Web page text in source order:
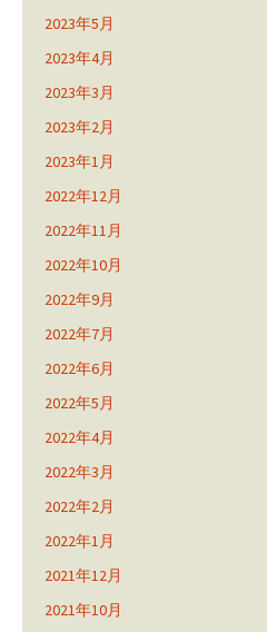
2023年5月
2023年4月
2023年3月
2023年2月
2023年1月
2022年12月
2022年11月
2022年10月
2022年9月
2022年7月
2022年6月
2022年5月
2022年4月
2022年3月
2022年2月
2022年1月
2021年12月
2021年10月